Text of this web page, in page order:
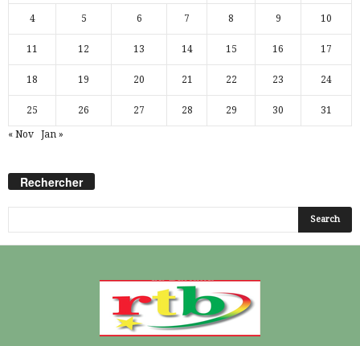
4 5 6 7 8 9 10
11 12 13 14 15 16 17
18 19 20 21 22 23 24
25 26 27 28 29 30 31
« Nov Jan »
Rechercher